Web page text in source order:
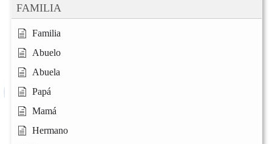
FAMILIA
Familia
Abuelo
Abuela
Papá
Mamá
Hermano